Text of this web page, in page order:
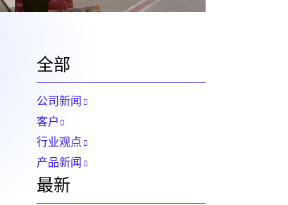
全部
公司新闻
客户
行业观点
产品新闻
最新